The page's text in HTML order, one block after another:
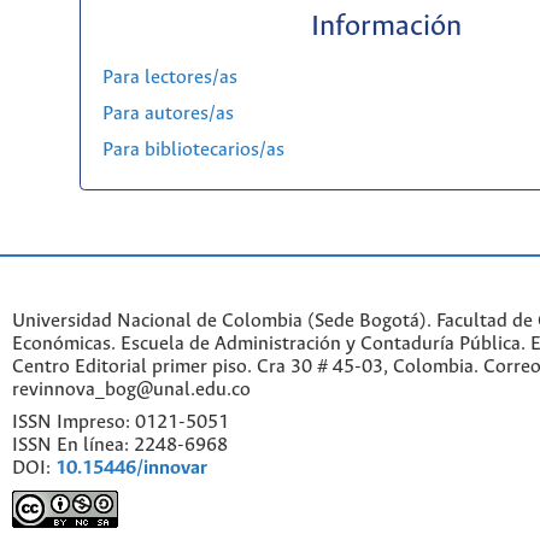
Información
Para lectores/as
Para autores/as
Para bibliotecarios/as
Universidad Nacional de Colombia (Sede Bogotá). Facultad de
Económicas. Escuela de Administración y Contaduría Pública.
Centro Editorial primer piso. Cra 30 # 45-03, Colombia.
revinnova_bog@unal.edu.co
ISSN Impreso: 0121-5051
ISSN En línea: 2248-6968
DOI: 10.15446/innovar